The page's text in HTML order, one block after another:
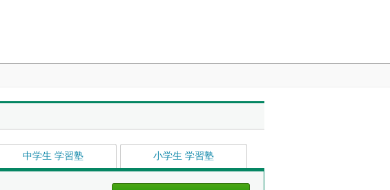
中学生 学習塾 小学生 学習塾